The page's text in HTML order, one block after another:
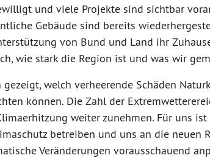
und viele Projekte sind sichtbar
Gebäude sind bereits
von Bund und Land ihr
wie stark die Region ist und was wir
welch verheerende Schäden
können. Die Zahl der
weiter zunehmen. Für uns
betreiben und uns an die neuen
Veränderungen vorausschauend